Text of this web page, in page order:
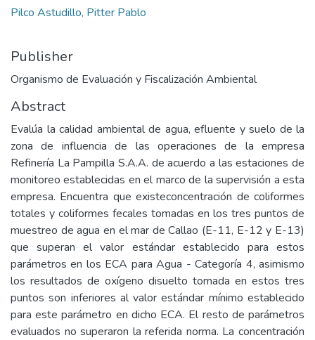
Pilco Astudillo, Pitter Pablo
Publisher
Organismo de Evaluación y Fiscalización Ambiental
Abstract
Evalúa la calidad ambiental de agua, efluente y suelo de la
zona de influencia de las operaciones de la empresa
Refinería La Pampilla S.A.A. de acuerdo a las estaciones de
monitoreo establecidas en el marco de la supervisión a esta
empresa. Encuentra que existeconcentración de coliformes
totales y coliformes fecales tomadas en los tres puntos de
muestreo de agua en el mar de Callao (E-11, E-12 y E-13)
que superan el valor estándar establecido para estos
parámetros en los ECA para Agua - Categoría 4, asimismo
los resultados de oxígeno disuelto tomada en estos tres
puntos son inferiores al valor estándar mínimo establecido
para este parámetro en dicho ECA. El resto de parámetros
evaluados no superaron la referida norma. La concentración